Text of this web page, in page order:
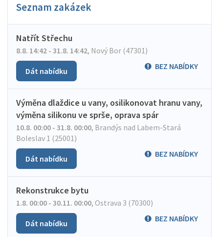
Seznam zakázek
Natřít Střechu
8.8. 14:42 - 31.8. 14:42, Nový Bor (47301)
BEZ NABÍDKY
Dát nabídku
Výměna dlaždice u vany, osilikonovat hranu vany,
výměna silikonu ve sprše, oprava spár
10.8. 00:00 - 31.8. 00:00, Brandýs nad Labem-Stará
Boleslav 1 (25001)
BEZ NABÍDKY
Dát nabídku
Rekonstrukce bytu
1.8. 00:00 - 30.11. 00:00, Ostrava 3 (70300)
BEZ NABÍDKY
Dát nabídku